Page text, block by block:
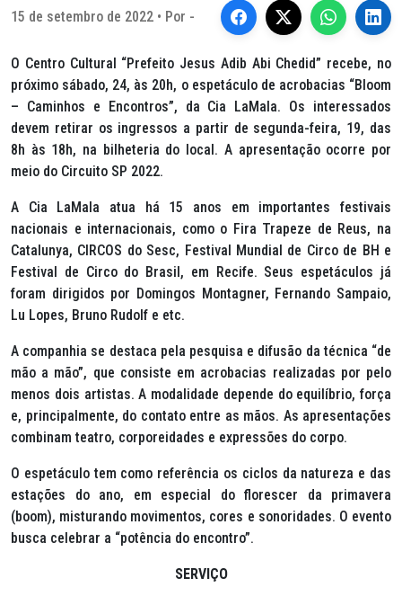
15 de setembro de 2022 • Por -
O Centro Cultural “Prefeito Jesus Adib Abi Chedid” recebe, no
próximo sábado, 24, às 20h, o espetáculo de acrobacias “Bloom
– Caminhos e Encontros”, da Cia LaMala. Os interessados
devem retirar os ingressos a partir de segunda-feira, 19, das
8h às 18h, na bilheteria do local. A apresentação ocorre por
meio do Circuito SP 2022.
A Cia LaMala atua há 15 anos em importantes festivais
nacionais e internacionais, como o Fira Trapeze de Reus, na
Catalunya, CIRCOS do Sesc, Festival Mundial de Circo de BH e
Festival de Circo do Brasil, em Recife. Seus espetáculos já
foram dirigidos por Domingos Montagner, Fernando Sampaio,
Lu Lopes, Bruno Rudolf e etc.
A companhia se destaca pela pesquisa e difusão da técnica “de
mão a mão”, que consiste em acrobacias realizadas por pelo
menos dois artistas. A modalidade depende do equilíbrio, força
e, principalmente, do contato entre as mãos. As apresentações
combinam teatro, corporeidades e expressões do corpo.
O espetáculo tem como referência os ciclos da natureza e das
estações do ano, em especial do florescer da primavera
(boom), misturando movimentos, cores e sonoridades. O evento
busca celebrar a “potência do encontro”.
SERVIÇO